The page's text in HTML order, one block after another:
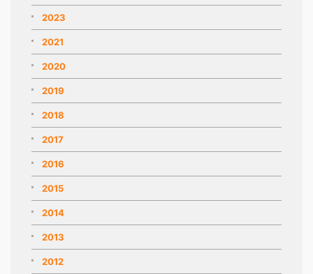
2023
2021
2020
2019
2018
2017
2016
2015
2014
2013
2012